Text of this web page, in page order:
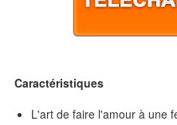
Caractéristiques
L'art de faire l'amour à une